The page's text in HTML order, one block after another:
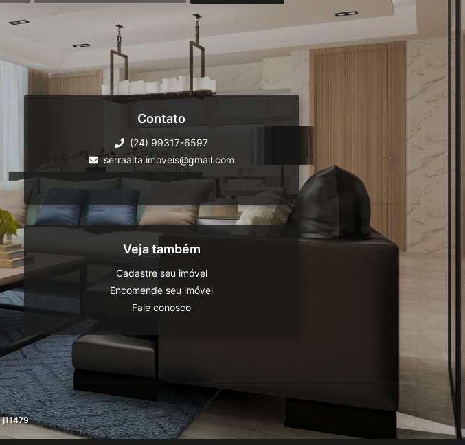
Contato
(24) 99317-6597
serraalta.imoveis@gmail.com
Veja também
Cadastre seu imóvel
Encomende seu imóvel
Fale conosco
j11479